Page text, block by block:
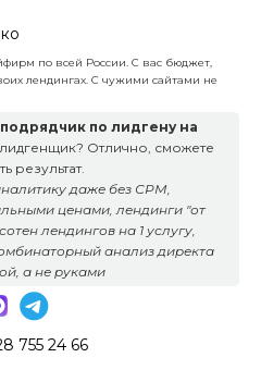
по всей России. С вас бюджет,
лендингах. С чужими сайтами не
по лидгену на
лидгенщик? Отлично, сможете
результат.
даже без СРМ,
ценами, лендинги "от
лендингов на 1 услугу,
анализ директа
а не руками
755 24 66